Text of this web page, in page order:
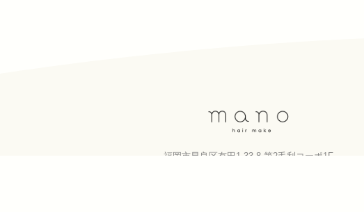
福岡市早良区有田1-33-8 第2毛利コーポ1F